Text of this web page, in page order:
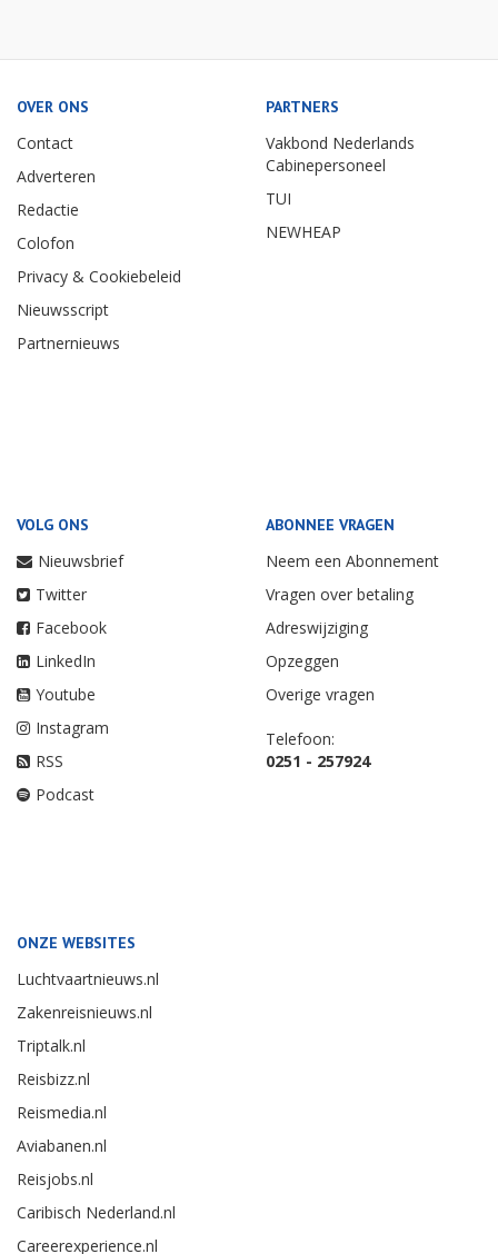
OVER ONS
Contact
Adverteren
Redactie
Colofon
Privacy & Cookiebeleid
Nieuwsscript
Partnernieuws
PARTNERS
Vakbond Nederlands
Cabinepersoneel
TUI
NEWHEAP
VOLG ONS
Nieuwsbrief
Twitter
Facebook
LinkedIn
Youtube
Instagram
RSS
Podcast
ABONNEE VRAGEN
Neem een Abonnement
Vragen over betaling
Adreswijziging
Opzeggen
Overige vragen
Telefoon:
0251 - 257924
ONZE WEBSITES
Luchtvaartnieuws.nl
Zakenreisnieuws.nl
Triptalk.nl
Reisbizz.nl
Reismedia.nl
Aviabanen.nl
Reisjobs.nl
Caribisch Nederland.nl
Careerexperience.nl